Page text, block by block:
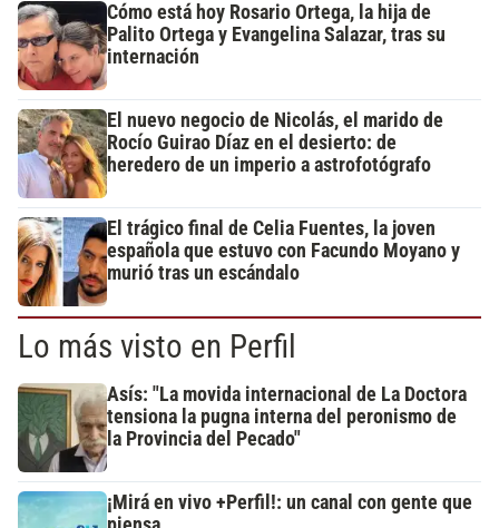
Cómo está hoy Rosario Ortega, la hija de
Palito Ortega y Evangelina Salazar, tras su
internación
El nuevo negocio de Nicolás, el marido de
Rocío Guirao Díaz en el desierto: de
heredero de un imperio a astrofotógrafo
El trágico final de Celia Fuentes, la joven
española que estuvo con Facundo Moyano y
murió tras un escándalo
Lo más visto en Perfil
Asís: "La movida internacional de La Doctora
tensiona la pugna interna del peronismo de
la Provincia del Pecado"
¡Mirá en vivo +Perfil!: un canal con gente que